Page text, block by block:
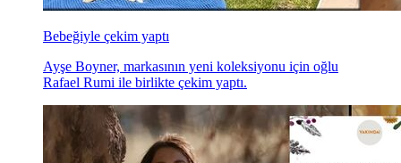
Bebeğiyle çekim yaptı
Ayşe Boyner, markasının yeni koleksiyonu için oğlu
Rafael Rumi ile birlikte çekim yaptı.